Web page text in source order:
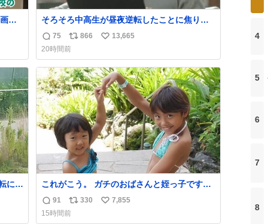
あ
そろそろ中高生が昼夜逆転したことに焦り始
める時期やね
返
信
数
75
リ
ポ
ス
ト
数
866
い
ね
数
13,665
20時間前
によ
これがこう。 ガチのおばさんと姪っ子です。
（身長抜かされててしぬ笑） #ヤツルギ12 #
家族でヒロイン
返
信
91
リ
ポ
330
い
7,855
15時間前
4
5
6
7
8